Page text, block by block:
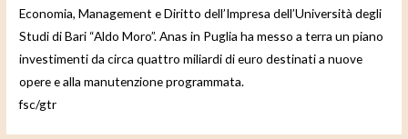
Economia, Management e Diritto dell’Impresa dell’Università degli
Studi di Bari “Aldo Moro”. Anas in Puglia ha messo a terra un piano
investimenti da circa quattro miliardi di euro destinati a nuove
opere e alla manutenzione programmata.
fsc/gtr